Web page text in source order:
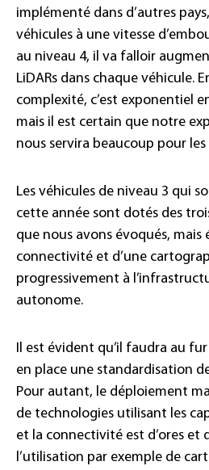
implémenté dans d’autres
véhicules à une vitesse
au niveau 4, il va falloir
LiDARs dans chaque véhicule.
complexité, c’est exponentiel
mais il est certain que notre
nous servira beaucoup pour
Les véhicules de niveau 3 qui
cette année sont dotés des
que nous avons évoqués, mais
connectivité et d’une
progressivement à
autonome.
Il est évident qu’il faudra au
en place une standardisation
Pour autant, le déploiement
de technologies utilisant les
et la connectivité est d’ores et
l’utilisation par exemple de